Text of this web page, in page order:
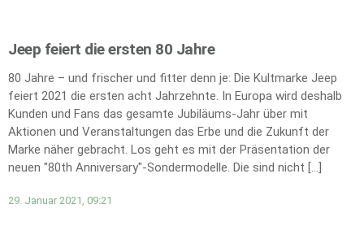
Jeep feiert die ersten 80 Jahre
80 Jahre – und frischer und fitter denn je: Die Kultmarke Jeep
feiert 2021 die ersten acht Jahrzehnte. In Europa wird deshalb
Kunden und Fans das gesamte Jubiläums-Jahr über mit
Aktionen und Veranstaltungen das Erbe und die Zukunft der
Marke näher gebracht. Los geht es mit der Präsentation der
neuen "80th Anniversary"-Sondermodelle. Die sind nicht […]
29. Januar 2021, 09:21